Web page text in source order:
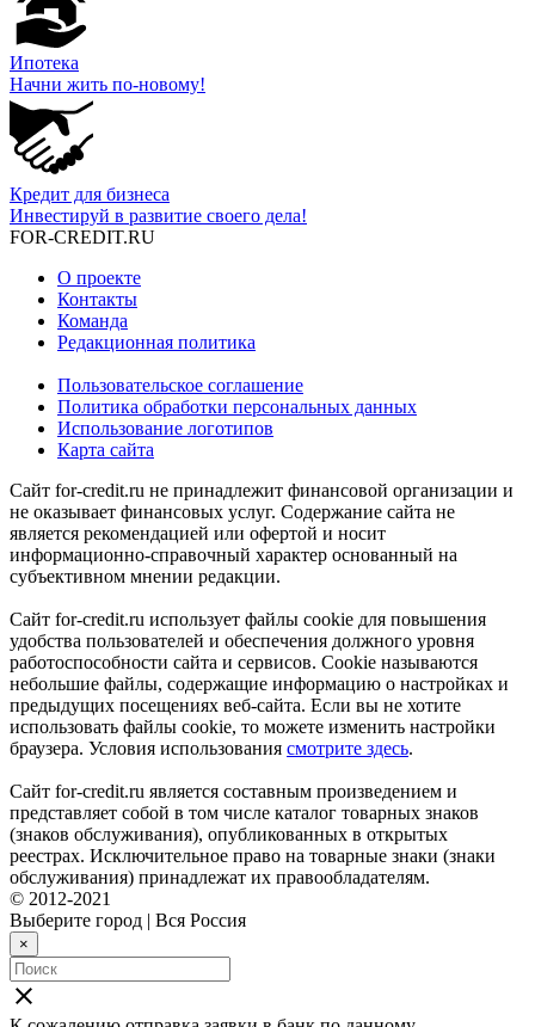
Ипотека
Начни жить по-новому!
Кредит для бизнеса
Инвестируй в развитие своего дела!
FOR-CREDIT.RU
О проекте
Контакты
Команда
Редакционная политика
Пользовательское соглашение
Политика обработки персональных данных
Использование логотипов
Карта сайта
Сайт for-credit.ru не принадлежит финансовой организации и
не оказывает финансовых услуг. Содержание сайта не
является рекомендацией или офертой и носит
информационно-справочный характер основанный на
субъективном мнении редакции.
Сайт for-credit.ru использует файлы cookie для повышения
удобства пользователей и обеспечения должного уровня
работоспособности сайта и сервисов. Cookie называются
небольшие файлы, содержащие информацию о настройках и
предыдущих посещениях веб-сайта. Если вы не хотите
использовать файлы cookie, то можете изменить настройки
браузера. Условия использования смотрите здесь.
Сайт for-credit.ru является составным произведением и
представляет собой в том числе каталог товарных знаков
(знаков обслуживания), опубликованных в открытых
реестрах. Исключительное право на товарные знаки (знаки
обслуживания) принадлежат их правообладателям.
© 2012-2021
Выберите город | Вся Россия
×
close